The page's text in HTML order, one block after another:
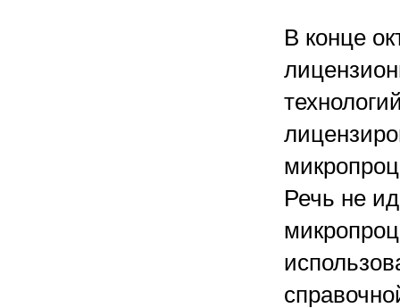
В конце
Речь не